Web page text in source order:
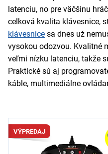
latenciu, no pre väčšinu
celková kvalita klávesnice,
klávesnice sa dnes už
vysokou odozvou. Kvalitné
veľmi nízku latenciu, takže
Praktické sú aj
káble, multimediálne
VÝPREDAJ